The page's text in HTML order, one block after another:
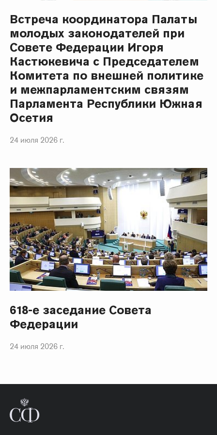
Встреча координатора Палаты
молодых законодателей при
Совете Федерации Игоря
Кастюкевича с Председателем
Комитета по внешней политике
и межпарламентским связям
Парламента Республики Южная
Осетия
24 июля 2026 г.
618-е заседание Совета
Федерации
24 июля 2026 г.